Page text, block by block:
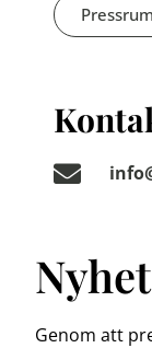
Pressrum
Genom att